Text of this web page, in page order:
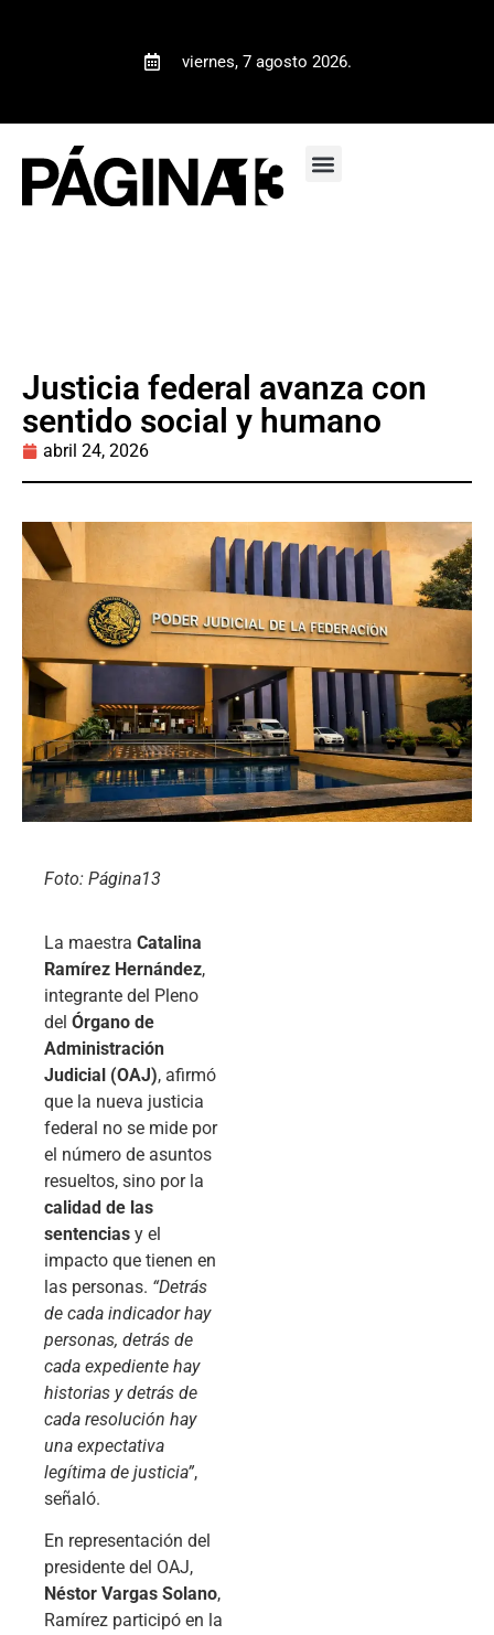
viernes, 7 agosto 2026.
Justicia federal avanza con
sentido social y humano
abril 24, 2026
Foto: Página13
La maestra Catalina
Ramírez Hernández,
integrante del Pleno
del Órgano de
Administración
Judicial (OAJ), afirmó
que la nueva justicia
federal no se mide por
el número de asuntos
resueltos, sino por la
calidad de las
sentencias y el
impacto que tienen en
las personas. “Detrás
de cada indicador hay
personas, detrás de
cada expediente hay
historias y detrás de
cada resolución hay
una expectativa
legítima de justicia”,
señaló.
En representación del
presidente del OAJ,
Néstor Vargas Solano,
Ramírez participó en la